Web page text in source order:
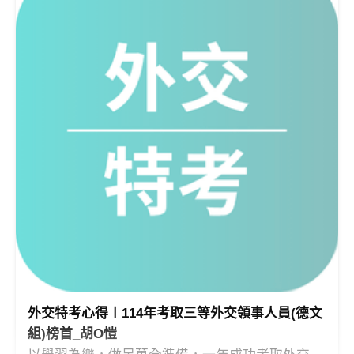
外交特考心得〡114年考取三等外交領事人員(德文
組)榜首_胡O愷